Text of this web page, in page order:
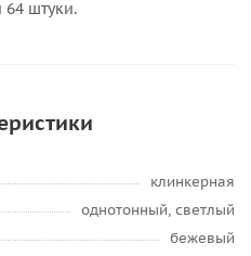
64 штуки.
клинкерная
однотонный, светлый
бежевый